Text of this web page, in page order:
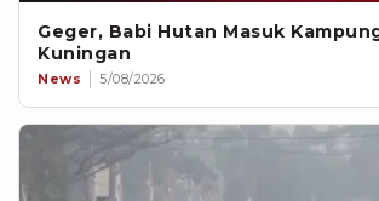
Geger, Babi Hutan Masuk
Kuningan
News 5/08/2026